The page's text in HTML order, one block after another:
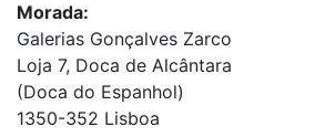
Morada:
Galerias Gonçalves Zarco
Loja 7, Doca de Alcântara
(Doca do Espanhol)
1350-352 Lisboa